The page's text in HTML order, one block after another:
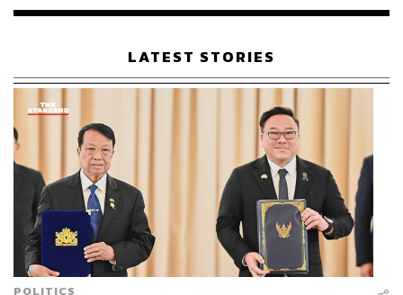
เรือนไทยที่ถูกซุกไว้
LATEST STORIES
POLITICS